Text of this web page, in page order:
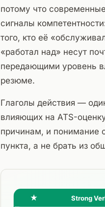
потому что
сигналы
того, кто её
«работал над» несут
передающими уровень
резюме.
Глаголы действия —
влияющих на ATS-
причинам, и понимание
пункта, а не брать из